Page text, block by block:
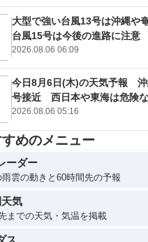
大型で強い台風13号は沖縄
台風15号は今後の進路に注意
2026.08.06 06:09
今日8月6日(木)の天気予報
号接近 西日本や東海は危険
2026.08.06 05:16
めのメニュー
ーダー
雲の動きと60時間先の予報
気
までの天気・気温を掲載
ス